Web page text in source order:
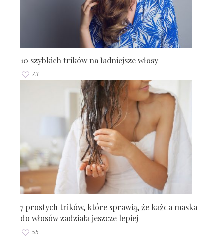
10 szybkich trików na ładniejsze włosy
73
7 prostych trików, które sprawią, że każda maska
do włosów zadziała jeszcze lepiej
55